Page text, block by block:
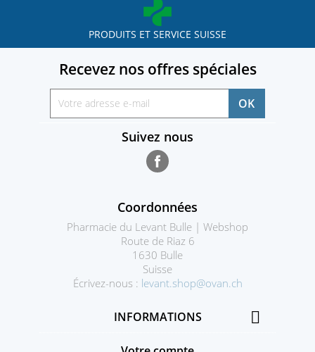
PRODUITS ET SERVICE SUISSE
Recevez nos offres spéciales
Suivez nous
Coordonnées
Pharmacie du Levant Bulle | Webshop
Route de Riaz 6
1630 Bulle
Suisse
Écrivez-nous : levant.shop@ovan.ch
INFORMATIONS 